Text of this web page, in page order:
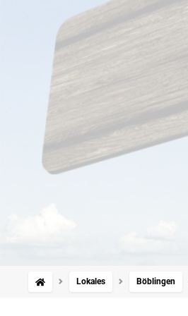
Lokales Böblingen